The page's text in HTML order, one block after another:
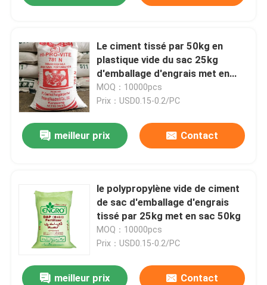
Le ciment tissé par 50kg en
plastique vide du sac 25kg
d'emballage d'engrais met en
sac le PE stratifié
MOQ：10000pcs
Prix：USD0.15-0.2/PC
meilleur prix Contact
le polypropylène vide de ciment
de sac d'emballage d'engrais
tissé par 25kg met en sac 50kg
MOQ：10000pcs
Prix：USD0.15-0.2/PC
meilleur prix Contact